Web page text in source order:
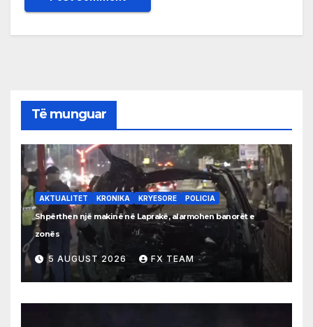
Të munguar
AKTUALITET KRONIKA KRYESORE POLICIA
Shpërthen një makinë në Laprakë, alarmohen banorët e
zonës
5 AUGUST 2026 FX TEAM